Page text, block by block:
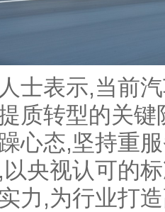
表示,当前汽
质转型的关
心态,坚持重
央视认可的
力,为行业打